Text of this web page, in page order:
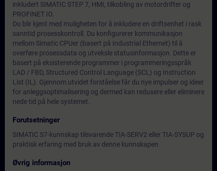
inkludert SIMATIC STEP 7, HMI, tilkobling av motordrifter og
PROFINET IO.
Du blir kjent med muligheten for å inkludere en driftsenhet i rask
sanntid prosesskontroll. Du konfigurerer kommunikasjon
mellom Simatic CPUer (basert på Industrial Ethernet) til å
overføre prosessdata og utveksle statusinformasjon. Dette er
basert på eksisterende programmer i programmeringsspråk
LAD / FBD, Structured Control Language (SCL) og Instruction
List (IL). Gjennom utvidet forståelse får du nye impulser og ideer
for anleggsoptimalisering og dermed kan redusere eller eliminere
nede tid på hele systemet.
Forutsetninger
SIMATIC S7-kunnskap tilsvarende TIA-SERV2 eller TIA-SYSUP og
praktisk erfaring med bruk av denne kunnskapen
Øvrig informasjon